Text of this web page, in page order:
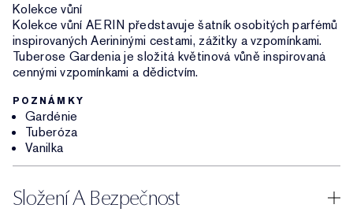
Kolekce vůní
Kolekce vůní AERIN představuje šatník osobitých parfémů
inspirovaných Aerininými cestami, zážitky a vzpomínkami.
Tuberose Gardenia je složitá květinová vůně inspirovaná
cennými vzpomínkami a dědictvím.
POZNÁMKY
Gardénie
Tuberóza
Vanilka
Složení A Bezpečnost